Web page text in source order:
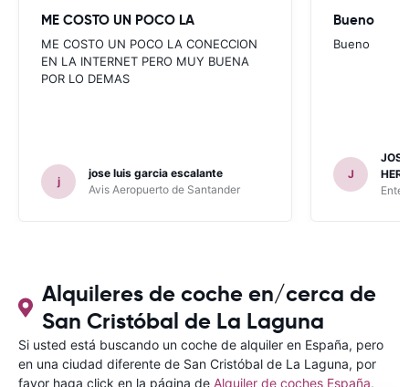
ME COSTO UN POCO LA
ME COSTO UN POCO LA CONECCION
EN LA INTERNET PERO MUY BUENA
POR LO DEMAS
j
jose luis garcia escalante
Avis Aeropuerto de Santander
Bueno
Bueno
J
Alquileres de coche en/cerca de
San Cristóbal de La Laguna
Si usted está buscando un coche de alquiler en España, pero
en una ciudad diferente de San Cristóbal de La Laguna, por
favor haga click en la página de Alquiler de coches España,